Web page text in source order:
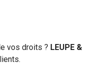
vos droits ? LEUPE &